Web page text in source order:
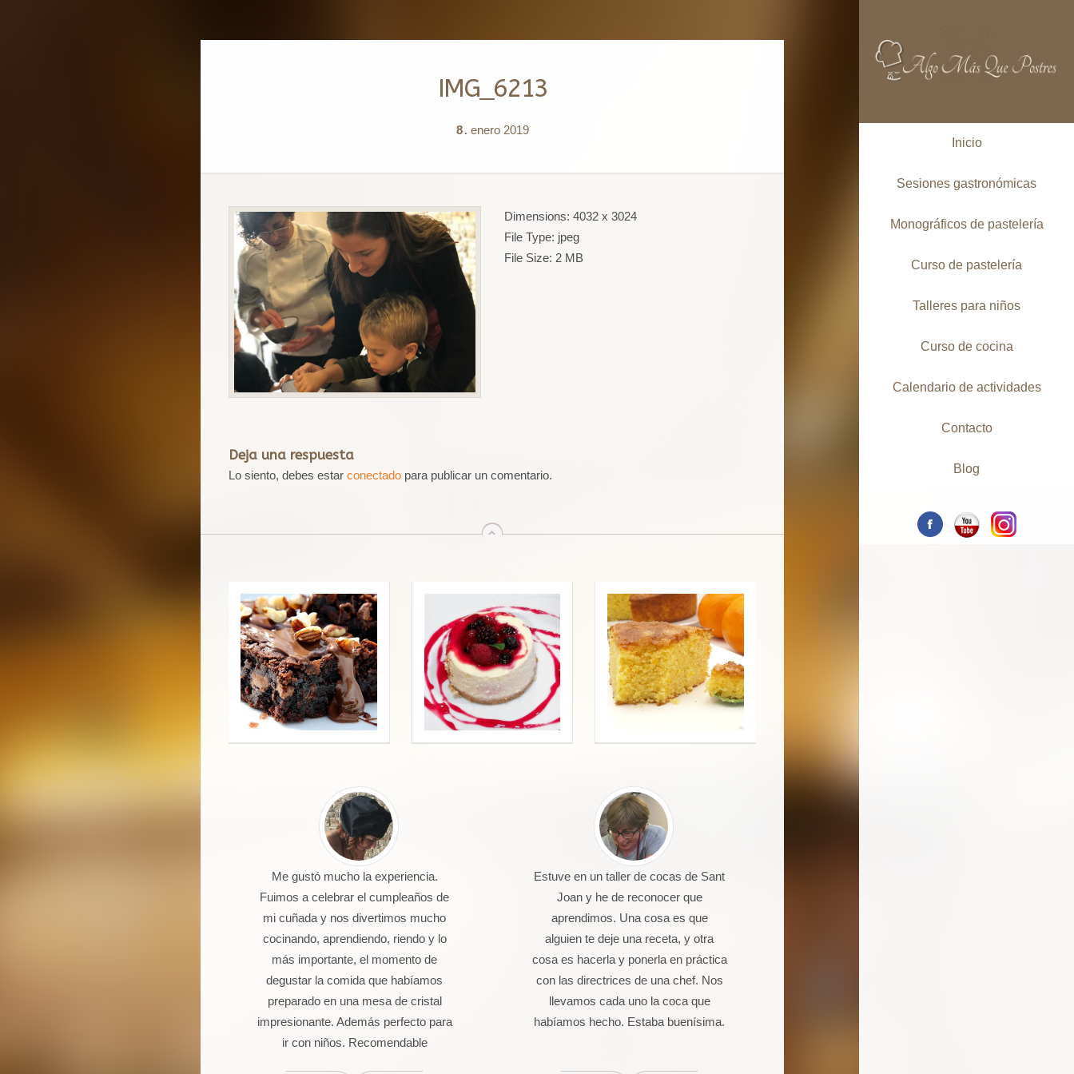
Inicio
Sesiones gastronómicas
Monográficos de pastelería
Curso de pastelería
Talleres para niños
Curso de cocina
Calendario de actividades
Contacto
Blog
IMG_6213
8 . enero 2019
Dimensions: 4032 x 3024
File Type: jpeg
File Size: 2 MB
Deja una respuesta
Lo siento, debes estar conectado para publicar un comentario.
arriba
Me gustó mucho la experiencia.
Fuimos a celebrar el cumpleaños de
mi cuñada y nos divertimos mucho
cocinando, aprendiendo, riendo y lo
más importante, el momento de
degustar la comida que habíamos
preparado en una mesa de cristal
impresionante. Además perfecto para
ir con niños. Recomendable
Estuve en un taller de cocas de Sant
Joan y he de reconocer que
aprendimos. Una cosa es que
alguien te deje una receta, y otra
cosa es hacerla y ponerla en práctica
con las directrices de una chef. Nos
llevamos cada uno la coca que
habíamos hecho. Estaba buenísima.